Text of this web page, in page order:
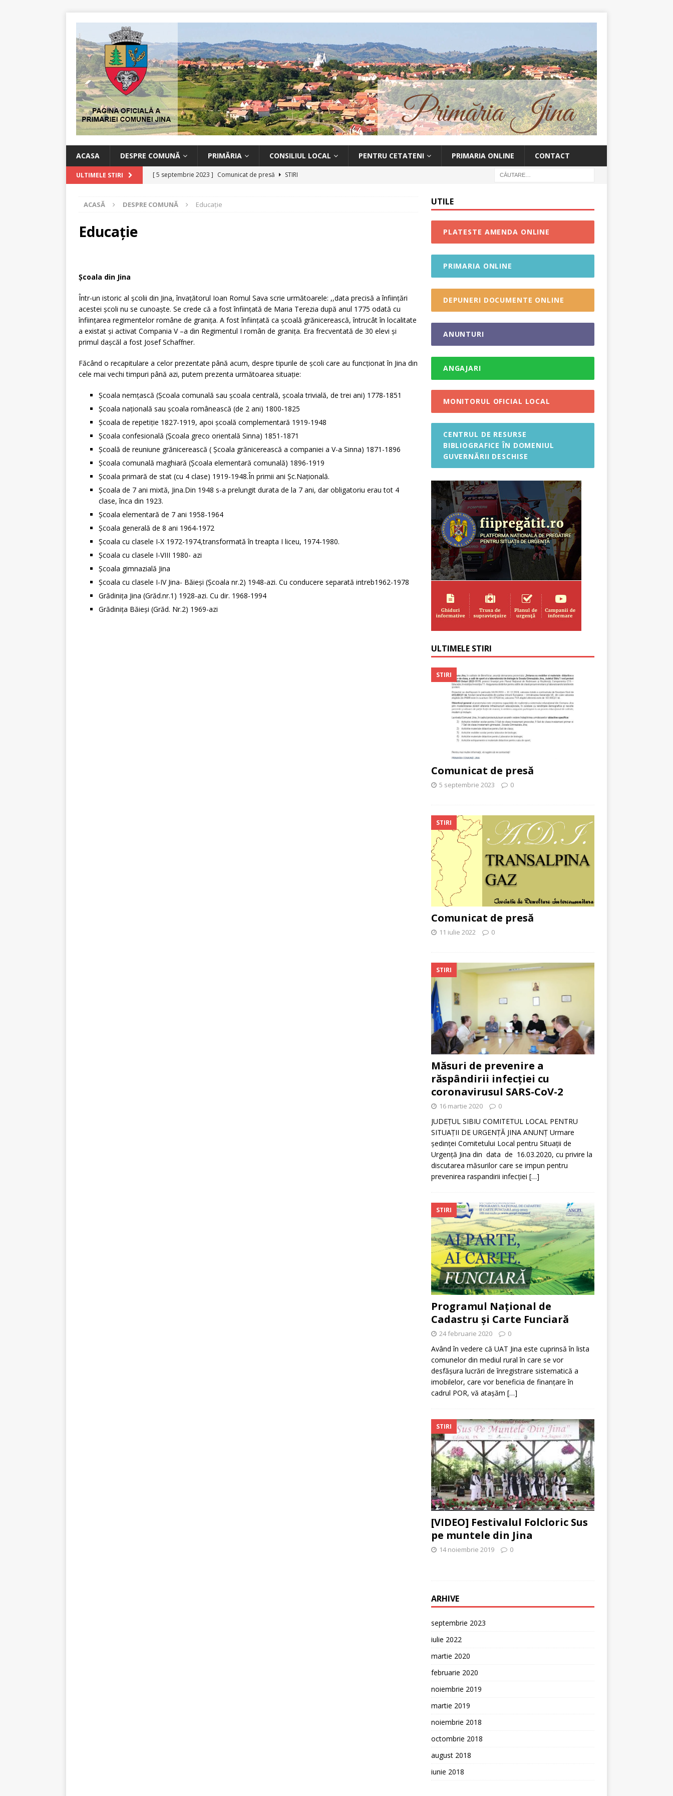
ACASA DESPRE COMUNĂ PRIMĂRIA CONSILIUL LOCAL PENTRU CETATENI PRIMARIA ONLINE CONTACT
ULTIMELE STIRI [ 5 septembrie 2023 ] Comunicat de presă
STIRI
[ 16 martie 2020 ] Măsuri de prevenire a răspândirii infecției cu coronavirusul SARS-CoV-2
ACASĂ DESPRE COMUNĂ Educaţie
Educaţie
Școala din Jina
Într-un istoric al școlii din Jina, învațătorul Ioan Romul Sava scrie următoarele: ,,data precisă a înființări
acestei școli nu se cunoaște. Se crede că a fost înființată de Maria Terezia după anul 1775 odată cu
înființarea regimentelor române de granița. A fost înființată ca școală grănicerească, întrucât în localitate
a existat și activat Compania V –a din Regimentul I român de granița. Era frecventată de 30 elevi și
primul dașcăl a fost Josef Schaffner.
Făcând o recapitulare a celor prezentate până acum, despre tipurile de școli care au funcționat în Jina din
cele mai vechi timpuri până azi, putem prezenta următoarea situație:
Școala nemțască (Școala comunală sau școala centrală, școala trivială, de trei ani) 1778-1851
Școala națională sau școala românească (de 2 ani) 1800-1825
Școala de repetiție 1827-1919, apoi școală complementară 1919-1948
Școala confesională (Școala greco orientală Sinna) 1851-1871
Școală de reuniune grănicerească ( Școala grănicerească a companiei a V-a Sinna) 1871-1896
Școala comunală maghiară (Școala elementară comunală) 1896-1919
Școala primară de stat (cu 4 clase) 1919-1948.În primii ani Șc.Națională.
Școala de 7 ani mixtă, Jina.Din 1948 s-a prelungit durata de la 7 ani, dar obligatoriu erau tot 4
clase, înca din 1923.
Școala elementară de 7 ani 1958-1964
Școala generală de 8 ani 1964-1972
Școala cu clasele I-X 1972-1974,transformată în treapta I liceu, 1974-1980.
Școala cu clasele I-VIII 1980- azi
Școala gimnazială Jina
Școala cu clasele I-IV Jina- Băieși (Școala nr.2) 1948-azi. Cu conducere separată intreb1962-1978
Grădinița Jina (Grăd.nr.1) 1928-azi. Cu dir. 1968-1994
Grădinița Băieși (Grăd. Nr.2) 1969-azi
UTILE
PLATESTE AMENDA ONLINE
PRIMARIA ONLINE
DEPUNERI DOCUMENTE ONLINE
ANUNTURI
ANGAJARI
MONITORUL OFICIAL LOCAL
CENTRUL DE RESURSE
BIBLIOGRAFICE ÎN DOMENIUL
GUVERNĂRII DESCHISE
ULTIMELE STIRI
STIRI
Comunicat de presă
5 septembrie 2023 0
STIRI
Comunicat de presă
11 iulie 2022 0
STIRI
Măsuri de prevenire a
răspândirii infecției cu
coronavirusul SARS-CoV-2
16 martie 2020 0
JUDEŢUL SIBIU COMITETUL LOCAL PENTRU
SITUAŢII DE URGENŢĂ JINA ANUNȚ Urmare
ședinței Comitetului Local pentru Situații de
Urgență Jina din data de 16.03.2020, cu privire la
discutarea măsurilor care se impun pentru
prevenirea raspandirii infecției […]
STIRI
Programul Național de
Cadastru și Carte Funciară
24 februarie 2020 0
Având în vedere că UAT Jina este cuprinsă în lista
comunelor din mediul rural în care se vor
desfășura lucrări de înregistrare sistematică a
imobilelor, care vor beneficia de finanțare în
cadrul POR, vă atașăm […]
STIRI
[VIDEO] Festivalul Folcloric Sus
pe muntele din Jina
14 noiembrie 2019 0
ARHIVE
septembrie 2023
iulie 2022
martie 2020
februarie 2020
noiembrie 2019
martie 2019
noiembrie 2018
octombrie 2018
august 2018
iunie 2018